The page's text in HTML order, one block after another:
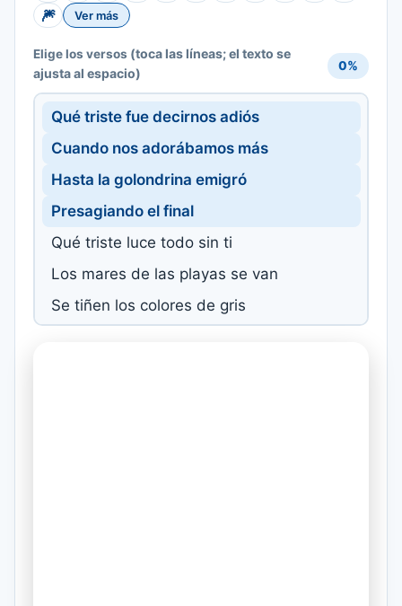
🎆
Ver más
Elige los versos (toca las líneas; el texto se
ajusta al espacio)
0%
Qué triste fue decirnos adiós
Cuando nos adorábamos más
Hasta la golondrina emigró
Presagiando el final
Qué triste luce todo sin ti
Los mares de las playas se van
Se tiñen los colores de gris